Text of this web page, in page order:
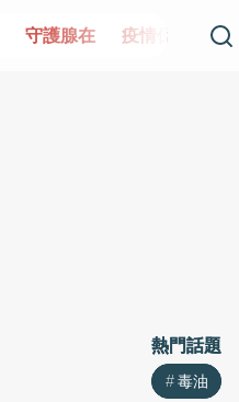
疫情保衛戰 再生醫學
熱門話題
毒油
熱門話題
毒油